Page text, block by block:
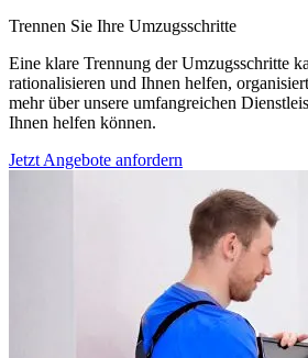
Trennen Sie Ihre Umzugsschritte
Eine klare Trennung der Umzugsschritte
rationalisieren und Ihnen helfen,
mehr über unsere umfangreichen
Ihnen helfen können.
Jetzt Angebote anfordern